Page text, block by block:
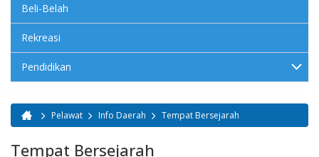
Beli-Belah
Rekreasi
Pendidikan
Anda di sini
Pelawat Info Daerah Tempat Bersejarah
Tempat Bersejarah